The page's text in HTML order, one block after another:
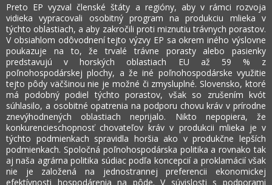
Preto EP vyzval členské štáty a regióny, aby v rámci rozvoja
vidieka vypracovali osobitný program na produkciu mlieka v
týchto oblastiach, a aby zakročili proti miznutiu trávnych porastov.
V obsiahlom odôvodnení tejto výzvy EP sa okrem iného výslovne
poukazuje na to, že trvalé trávne porasty alebo pasienky
predstavujú v horských oblastiach EU až 59 % z
poľnohospodárskej plochy, a že iné poľnohospodárske využitie
tejto pôdy väčšinou nie je možné či zmysluplné. Slovensko, ktoré
má podobný podiel týchto porastov, však so zrušením kvót
súhlasilo, a osobitné opatrenia na podporu chovu kráv v prírodne
znevýhodnených oblastiach neprijalo. Nikto nepopiera, že
konkurencieschopnosť chovateľov kráv v produkcii mlieka je v
týchto podmienkach spravidla horšia ako v produkčne lepších
podmienkach. Spoločná poľnohospodárska politika a rovnako tak
aj naša agrárna politika súdiac podľa koncepcií a proklamácií však
nie je založená na jednostrannej preferencii ekonomickej
efektívnosti hospodárenia na pôde. V súvislosti s podporami